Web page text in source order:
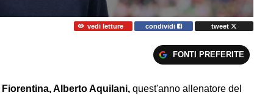
vedi letture condividi tweet
FONTI PREFERITE
Fiorentina, Alberto Aquilani, quest'anno allenatore del